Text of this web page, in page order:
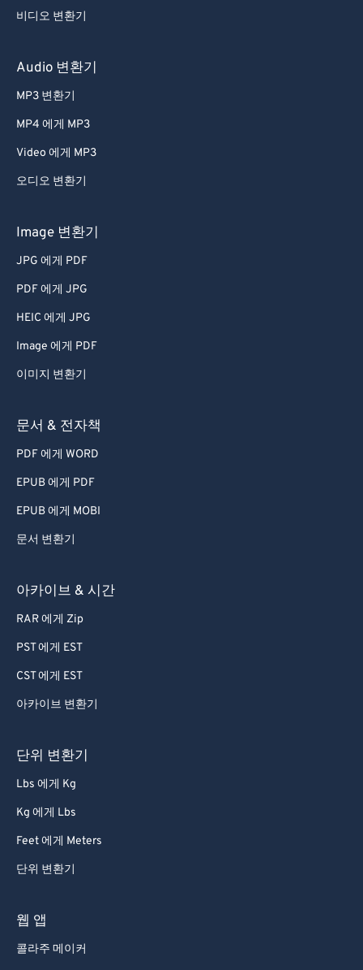
비디오 변환기
Audio 변환기
MP3 변환기
MP4 에게 MP3
Video 에게 MP3
오디오 변환기
Image 변환기
JPG 에게 PDF
PDF 에게 JPG
HEIC 에게 JPG
Image 에게 PDF
이미지 변환기
문서 & 전자책
PDF 에게 WORD
EPUB 에게 PDF
EPUB 에게 MOBI
문서 변환기
아카이브 & 시간
RAR 에게 Zip
PST 에게 EST
CST 에게 EST
아카이브 변환기
단위 변환기
Lbs 에게 Kg
Kg 에게 Lbs
Feet 에게 Meters
단위 변환기
웹 앱
콜라주 메이커